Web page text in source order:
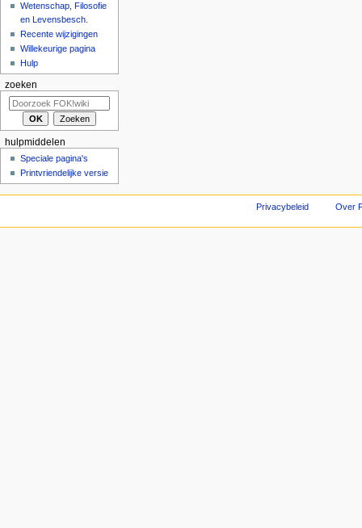
Wetenschap, Filosofie
en Levensbesch.
Recente wijzigingen
Willekeurige pagina
Hulp
zoeken
hulpmiddelen
Speciale pagina's
Printvriendelijke versie
Privacybeleid Over